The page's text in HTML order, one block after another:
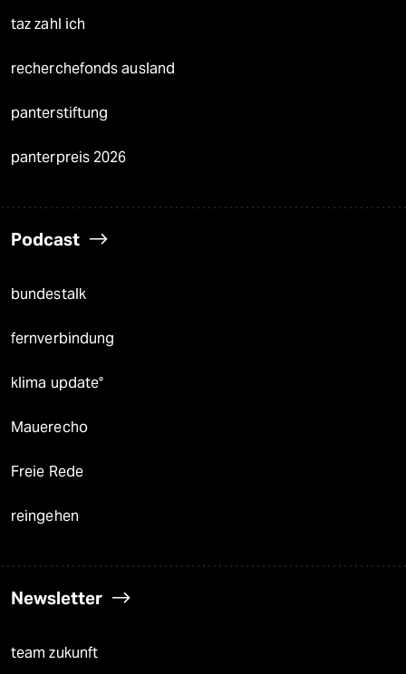
taz zahl ich
recherchefonds ausland
panterstiftung
panterpreis 2026
Podcast
bundestalk
fernverbindung
klima update°
Mauerecho
Freie Rede
reingehen
Newsletter
team zukunft